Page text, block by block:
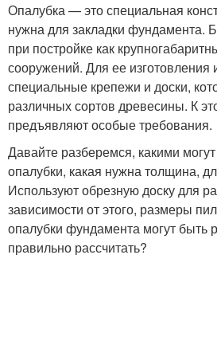
Опалубка — это специальная
нужна для закладки фундамента.
при постройке как
сооружений. Для ее изготовления
специальные крепежи и доски,
различных сортов древесины. К
предъявляют особые требования.
Давайте разберемся, какими
опалубки, какая нужна толщина,
Используют обрезную доску для
зависимости от этого, размеры
опалубки фундамента могут быть
правильно рассчитать?